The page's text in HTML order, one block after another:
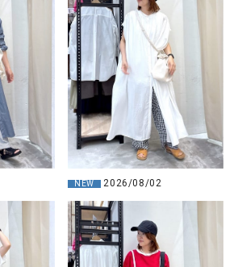
NEW 2026/08/02